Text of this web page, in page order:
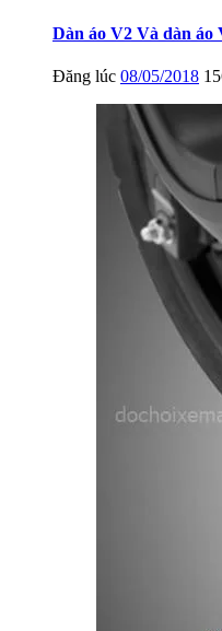
Dàn áo V2 Và dàn áo
Đăng lúc 08/05/2018